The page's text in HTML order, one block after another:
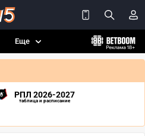
Еще
РПЛ 2026-2027
таблица и расписание